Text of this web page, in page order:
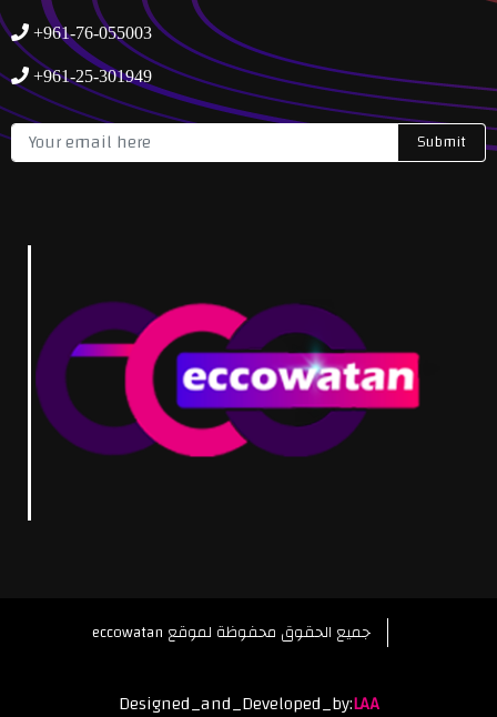
+961-76-055003
+961-25-301949
Submit
eccowatan جميع الحقوق محفوظة لموقع
Designed_and_Developed_by:LAA